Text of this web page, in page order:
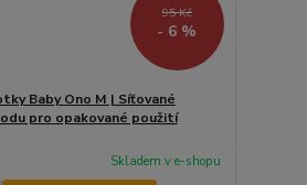
95 Kč
- 6 %
Baby Ono M | Síťované
pro opakované použití
Skladem v e-shopu